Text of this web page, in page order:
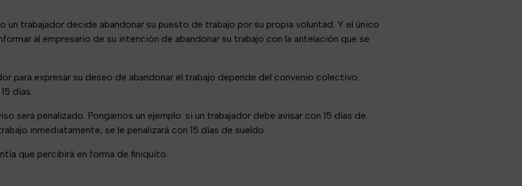
un trabajador decide abandonar su puesto de trabajo por su propia voluntad. Y el único
al empresario de su intención de abandonar su trabajo con la antelación que se
para expresar su deseo de abandonar el trabajo depende del convenio colectivo.
días.
será penalizado. Pongamos un ejemplo: si un trabajador debe avisar con 15 días de
inmediatamente, se le penalizará con 15 días de sueldo.
que percibirá en forma de finiquito.